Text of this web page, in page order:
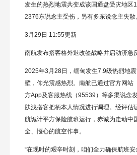
发生的热烈地震共变成该国通盘受灾地区
2376东说念主受伤，另有多东说念主失散
3月29日 11:55更新
南航发布搭客格外退改签战略并启动济急
2025年3月28日，缅甸发生7.9级热烈地
壁，仰光震感热烈。南航已通过官方网站
方App及客服热线（95539）等多渠说念
肤浅搭客把柄本人情况进行调理。经评估
航诡计平方保险航班运行，赤诚为走动中
全、惬心的航空作事。
“在现时的艰辛时刻，咱们全力确保航班